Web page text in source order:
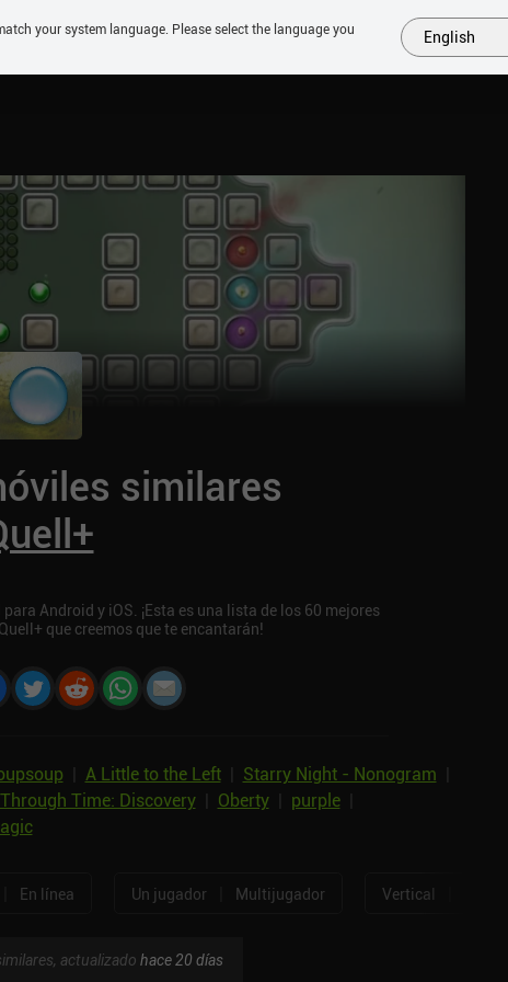
PRÓXIMOS SIMILARES COLECCIONES TOP
similares
Android y iOS. ¡Esta es una lista de los 60 mejores
que creemos que te encantarán!
A Little to the Left| Starry Night - Nonogram
Time: Discovery| Oberty| purple|
En línea Un jugador Multijugador Vertical
actualizado hace 20 días
your system language. Please select the language you
English